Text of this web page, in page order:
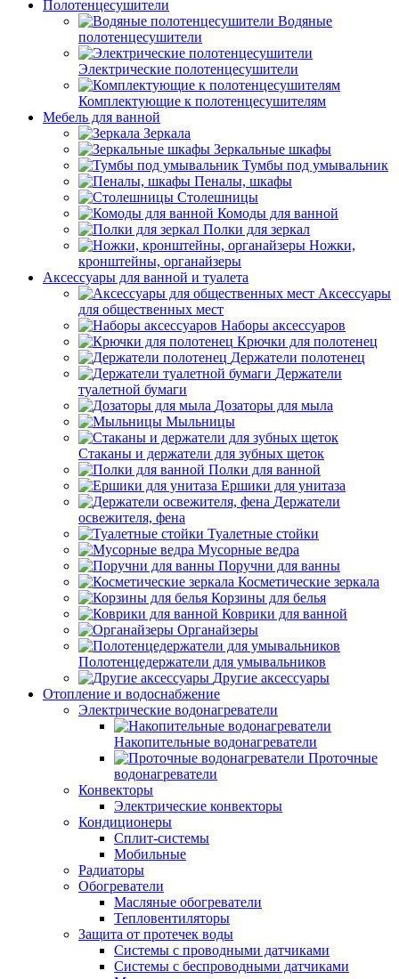
Полотенцесушители
Водяные
полотенцесушители
Электрические полотенцесушители
Комплектующие к полотенцесушителям
Мебель для ванной
Зеркала
Зеркальные шкафы
Тумбы под умывальник
Пеналы, шкафы
Столешницы
Комоды для ванной
Полки для зеркал
Ножки,
кронштейны, органайзеры
Аксессуары для ванной и туалета
Аксессуары
для общественных мест
Наборы аксессуаров
Крючки для полотенец
Держатели полотенец
Держатели
туалетной бумаги
Дозаторы для мыла
Мыльницы
Стаканы и держатели для зубных щеток
Полки для ванной
Ершики для унитаза
Держатели
освежителя, фена
Туалетные стойки
Мусорные ведра
Поручни для ванны
Косметические зеркала
Корзины для белья
Коврики для ванной
Органайзеры
Полотенцедержатели для умывальников
Другие аксессуары
Отопление и водоснабжение
Электрические водонагреватели
Накопительные водонагреватели
Проточные
водонагреватели
Конвекторы
Электрические конвекторы
Кондиционеры
Сплит-системы
Мобильные
Радиаторы
Обогреватели
Масляные обогреватели
Тепловентиляторы
Защита от протечек воды
Системы с проводными датчиками
Системы с беспроводными датчиками